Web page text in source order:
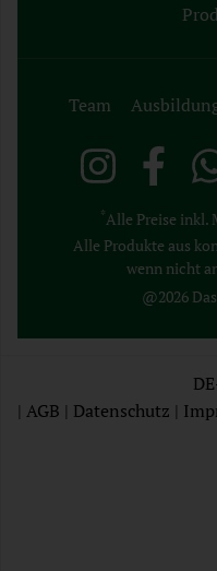
Team
*Alle Preise inkl.
Alle Produkte aus
wenn nicht
@2026
| AGB | Datenschutz |